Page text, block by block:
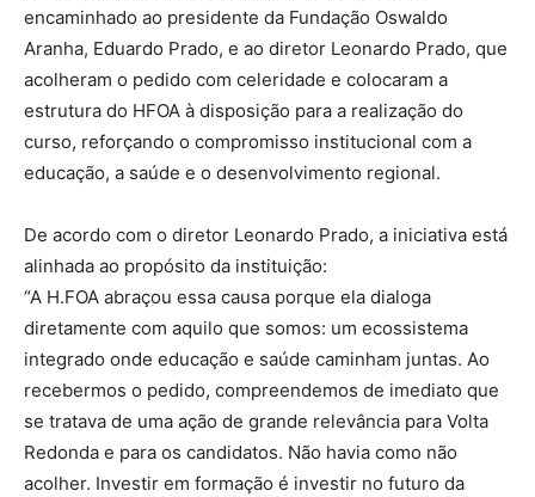
encaminhado ao presidente da Fundação Oswaldo
Aranha, Eduardo Prado, e ao diretor Leonardo Prado, que
acolheram o pedido com celeridade e colocaram a
estrutura do HFOA à disposição para a realização do
curso, reforçando o compromisso institucional com a
educação, a saúde e o desenvolvimento regional.
De acordo com o diretor Leonardo Prado, a iniciativa está
alinhada ao propósito da instituição:
“A H.FOA abraçou essa causa porque ela dialoga
diretamente com aquilo que somos: um ecossistema
integrado onde educação e saúde caminham juntas. Ao
recebermos o pedido, compreendemos de imediato que
se tratava de uma ação de grande relevância para Volta
Redonda e para os candidatos. Não havia como não
acolher. Investir em formação é investir no futuro da